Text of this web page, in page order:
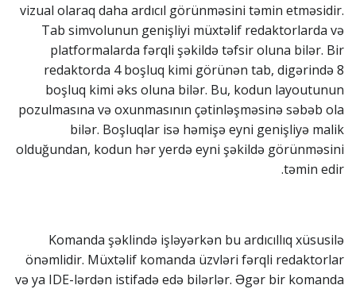
vizual olaraq daha ardıcıl görünməsini təmin etməsidir.
Tab simvolunun genişliyi müxtəlif redaktorlarda və
platformalarda fərqli şəkildə təfsir oluna bilər. Bir
redaktorda 4 boşluq kimi görünən tab, digərində 8
boşluq kimi əks oluna bilər. Bu, kodun layoutunun
pozulmasına və oxunmasının çətinləşməsinə səbəb ola
bilər. Boşluqlar isə həmişə eyni genişliyə malik
olduğundan, kodun hər yerdə eyni şəkildə görünməsini
təmin edir.
Komanda şəklində işləyərkən bu ardıcıllıq xüsusilə
önəmlidir. Müxtəlif komanda üzvləri fərqli redaktorlar
və ya IDE-lərdən istifadə edə bilərlər. Əgər bir komanda